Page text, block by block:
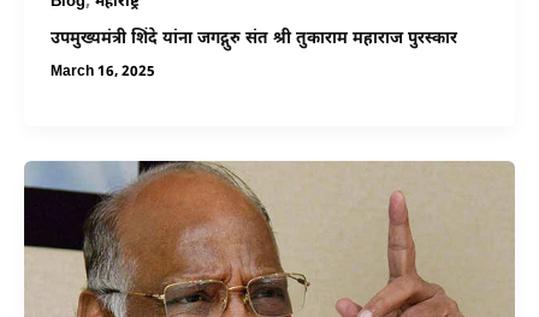
उपमुख्यमंत्री शिंदे यांना जगद्गुरु संत श्री तुकाराम महाराज पुरस्कार
March 16, 2025